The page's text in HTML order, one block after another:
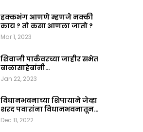
हक्कभंग आणणे म्हणजे नक्की
काय ? तो कसा आणला जातो ?
Mar 1, 2023
शिवाजी पार्कवरच्या जाहीर सभेत
बाळासाहेबांनी…
Jan 22, 2023
विधानभवनाच्या शिपायाने जेव्हा
शरद पवारांना विधानभवनातून…
Dec 11, 2022